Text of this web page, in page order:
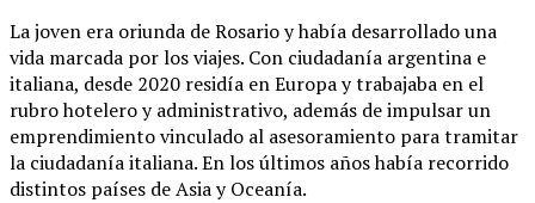
La joven era oriunda de Rosario y había desarrollado una
vida marcada por los viajes. Con ciudadanía argentina e
italiana, desde 2020 residía en Europa y trabajaba en el
rubro hotelero y administrativo, además de impulsar un
emprendimiento vinculado al asesoramiento para tramitar
la ciudadanía italiana. En los últimos años había recorrido
distintos países de Asia y Oceanía.